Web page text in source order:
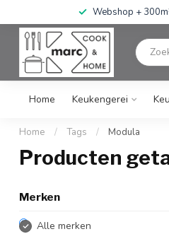
Webshop +
Home Keukengerei
Home / Tags / Modula
Producten
Merken
Alle merken